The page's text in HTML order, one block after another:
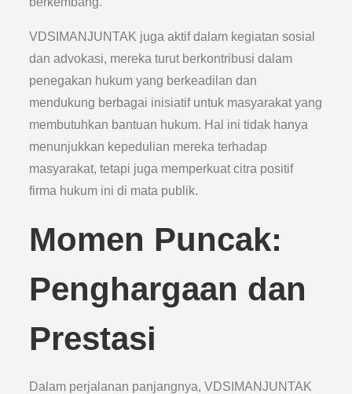
VDSIMANJUNTAK juga aktif dalam kegiatan sosial
dan advokasi, mereka turut berkontribusi dalam
penegakan hukum yang berkeadilan dan
mendukung berbagai inisiatif untuk masyarakat yang
membutuhkan bantuan hukum. Hal ini tidak hanya
menunjukkan kepedulian mereka terhadap
masyarakat, tetapi juga memperkuat citra positif
firma hukum ini di mata publik.
Momen Puncak:
Penghargaan dan
Prestasi
Dalam perjalanan panjangnya, VDSIMANJUNTAK